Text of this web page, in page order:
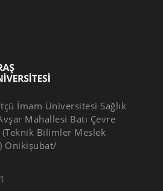
İmam Üniversitesi Sağlık
Mahallesi Batı Çevre
Bilimler Meslek
Onikişubat/